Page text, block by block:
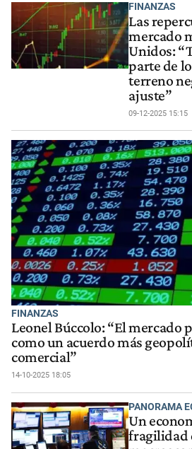
FINANZAS
Las
mercado
Unidos:
parte de
terreno
ajuste”
09-12-2025 15:15
FINANZAS
Leonel Búccolo: “El mercado
como un acuerdo más
comercial”
14-10-2025 18:05
PANORAMA
Un
fragilidad